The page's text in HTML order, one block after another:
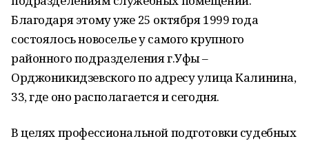
Благодаря этому уже 25 октября 1999 года
состоялось новоселье у самого крупного
районного подразделения г.Уфы –
Орджоникидзевского по адресу улица Калинина,
33, где оно располагается и сегодня.
В целях профессиональной подготовки судебных